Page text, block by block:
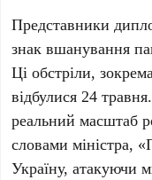
Представники
знак вшанування
Ці обстріли,
відбулися24 травня
реальний масштаб
словами міністра,
Україну, атакуючи